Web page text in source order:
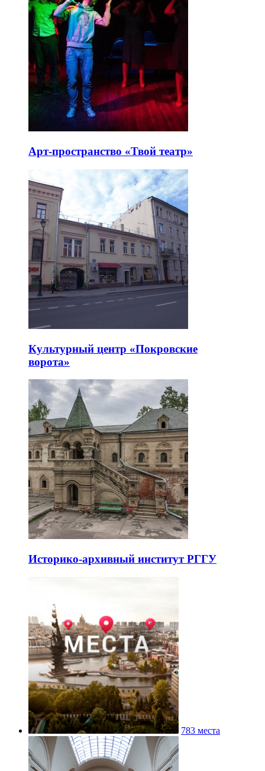
Арт-пространство «Твой театр»
Культурный центр «Покровские
ворота»
Историко-архивный институт РГГУ
783 места